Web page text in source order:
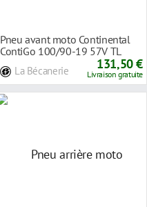
Pneu avant moto Continental
ContiGo 100/90-19 57V TL
La Bécanerie 131,50 €
Livraison gratuite